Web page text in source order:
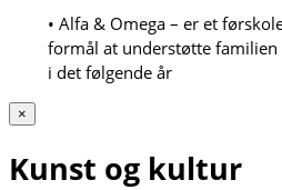
• Alfa & Omega – er et
formål at understøtte familien
i det følgende år
×
Kunst og kultur